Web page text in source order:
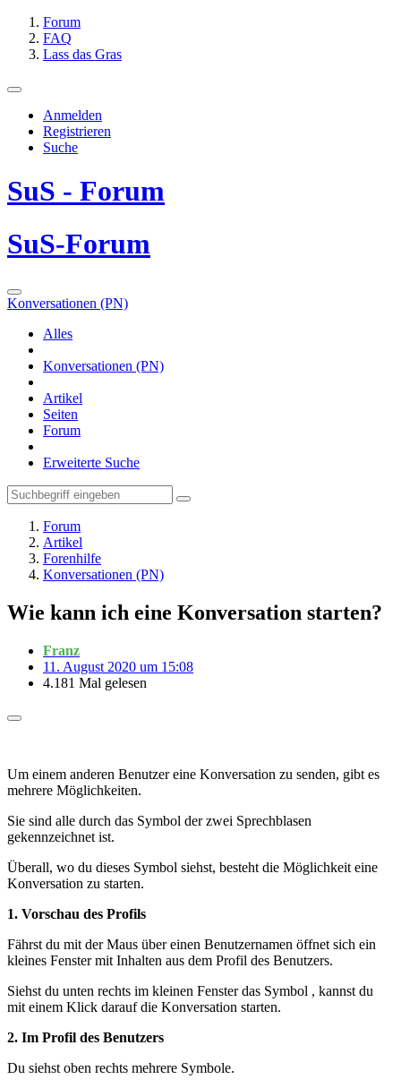
Forum
FAQ
Lass das Gras
Anmelden
Registrieren
Suche
SuS - Forum
SuS-Forum
Konversationen (PN)
Alles
Konversationen (PN)
Artikel
Seiten
Forum
Erweiterte Suche
Forum
Artikel
Forenhilfe
Konversationen (PN)
Wie kann ich eine Konversation starten?
Franz
11. August 2020 um 15:08
4.181 Mal gelesen
Um einem anderen Benutzer eine Konversation zu senden, gibt es
mehrere Möglichkeiten.
Sie sind alle durch das Symbol der zwei Sprechblasen
gekennzeichnet ist.
Überall, wo du dieses Symbol siehst, besteht die Möglichkeit eine
Konversation zu starten.
1. Vorschau des Profils
Fährst du mit der Maus über einen Benutzernamen öffnet sich ein
kleines Fenster mit Inhalten aus dem Profil des Benutzers.
Siehst du unten rechts im kleinen Fenster das Symbol , kannst du
mit einem Klick darauf die Konversation starten.
2. Im Profil des Benutzers
Du siehst oben rechts mehrere Symbole.